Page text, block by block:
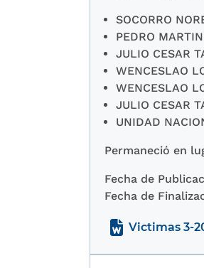
SOCORRO
PEDRO
JULIO CESAR
WENCESLAO
WENCESLAO
JULIO CESAR
UNIDAD
Permaneció en
Fecha de
Fecha de
Victimas 3-